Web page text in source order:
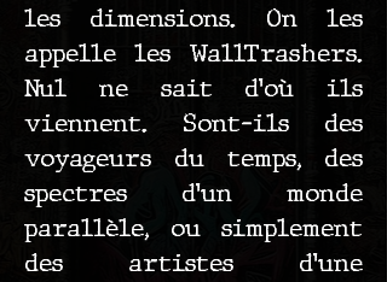
les dimensions. On les
appelle les WallTrashers.
Nul ne sait d’où ils
viennent. Sont-ils des
voyageurs du temps, des
spectres d’un monde
parallèle, ou simplement
des artistes d’une